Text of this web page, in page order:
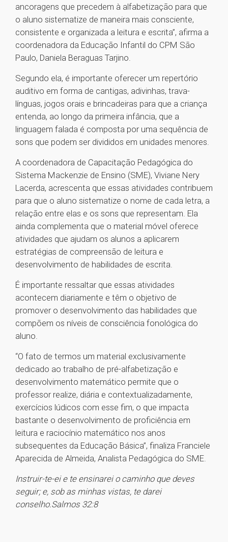
ancoragens que precedem à alfabetização para que
o aluno sistematize de maneira mais consciente,
consistente e organizada a leitura e escrita”, afirma a
coordenadora da Educação Infantil do CPM São
Paulo, Daniela Beraguas Tarjino.
Segundo ela, é importante oferecer um repertório
auditivo em forma de cantigas, adivinhas, trava-
línguas, jogos orais e brincadeiras para que a criança
entenda, ao longo da primeira infância, que a
linguagem falada é composta por uma sequência de
sons que podem ser divididos em unidades menores.
A coordenadora de Capacitação Pedagógica do
Sistema Mackenzie de Ensino (SME), Viviane Nery
Lacerda, acrescenta que essas atividades contribuem
para que o aluno sistematize o nome de cada letra, a
relação entre elas e os sons que representam. Ela
ainda complementa que o material móvel oferece
atividades que ajudam os alunos a aplicarem
estratégias de compreensão de leitura e
desenvolvimento de habilidades de escrita.
É importante ressaltar que essas atividades
acontecem diariamente e têm o objetivo de
promover o desenvolvimento das habilidades que
compõem os níveis de consciência fonológica do
aluno.
“O fato de termos um material exclusivamente
dedicado ao trabalho de pré-alfabetização e
desenvolvimento matemático permite que o
professor realize, diária e contextualizadamente,
exercícios lúdicos com esse fim, o que impacta
bastante o desenvolvimento de proficiência em
leitura e raciocínio matemático nos anos
subsequentes da Educação Básica”, finaliza Franciele
Aparecida de Almeida, Analista Pedagógica do SME.
Instruir-te-ei e te ensinarei o caminho que deves
seguir; e, sob as minhas vistas, te darei
conselho.Salmos 32:8